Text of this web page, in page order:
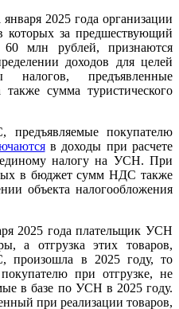
января 2025 года организации
за предшествующий
60 млн рублей, признаются
доходов для целей
предъявленные
сумма туристического
покупателю
в доходы при расчете
единому налогу на УСН. При
в бюджет сумм НДС также
объекта налогообложения
2025 года плательщик УСН
а отгрузка этих товаров,
произошла в 2025 году, то
при отгрузке, не
в базе по УСН в 2025 году.
при реализации товаров,